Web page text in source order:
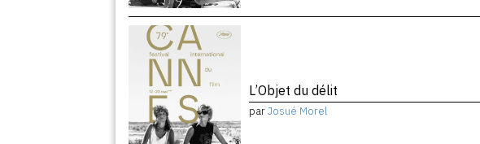
L’Objet du délit
parJosué Morel